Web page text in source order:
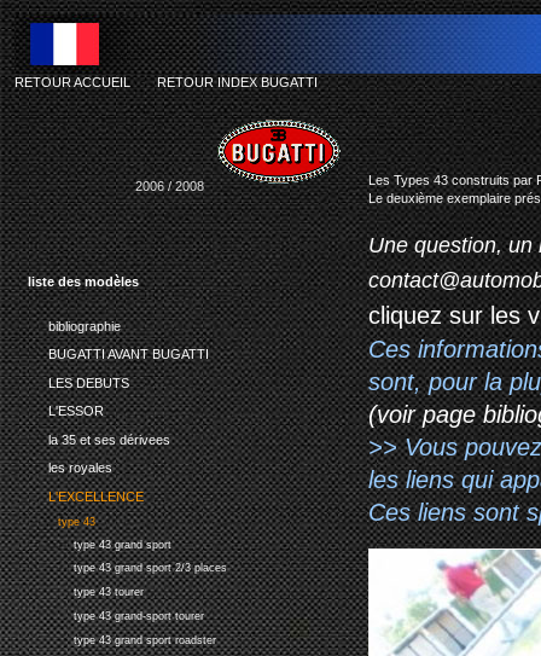
liste des modèles
bibliographie
BUGATTI AVANT BUGATTI
LES DEBUTS
L'ESSOR
la 35 et ses dérivees
les royales
L'EXCELLENCE
type 43
type 43 grand sport
type 43 grand sport 2/3 places
type 43 tourer
type 43 grand-sport tourer
type 43 grand sport roadster
RETOUR ACCUEIL-RETOUR INDEX BUGATTI
2006 / 2008
Les Types 43 construits par
Le deuxième exemplaire
Une question, un
cliquez sur les
Ces
sont, pour la
(voir page
>> Vous
les liens qui
Ces liens sont